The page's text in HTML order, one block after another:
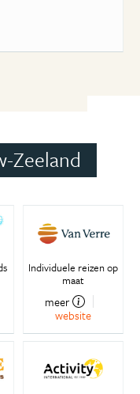
Zeeland
Individuele reizen op
maat
meer
website